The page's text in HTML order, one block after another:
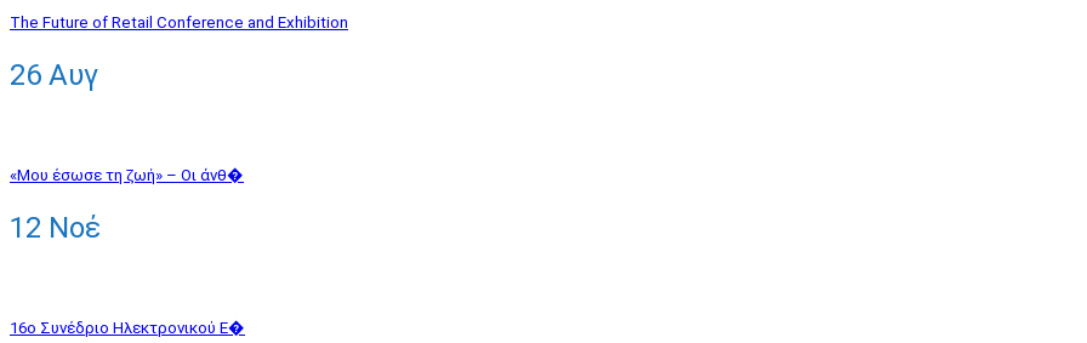
The Future of Retail Conference and Exhibition
26 Αυγ
«Μου έσωσε τη ζωή» – Οι άνθ�
12 Νοέ
16ο Συνέδριο Ηλεκτρονικού Ε�